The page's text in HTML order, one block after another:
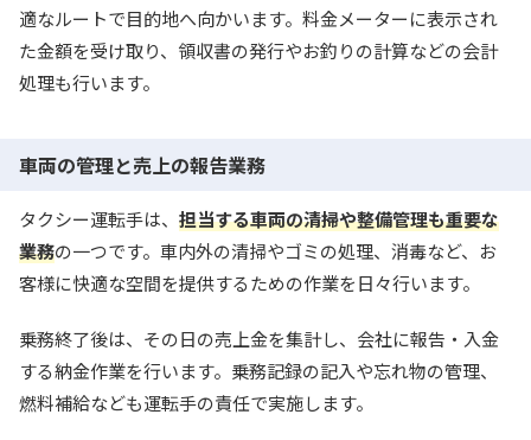
適なルートで目的地へ向かいます。料金メーターに表示され
た金額を受け取り、領収書の発行やお釣りの計算などの会計
処理も行います。
車両の管理と売上の報告業務
タクシー運転手は、 担当する車両の清掃や整備管理も重要な
業務の一つです。車内外の清掃やゴミの処理、消毒など、お
客様に快適な空間を提供するための作業を日々行います。
乗務終了後は、その日の売上金を集計し、会社に報告・入金
する納金作業を行います。乗務記録の記入や忘れ物の管理、
燃料補給なども運転手の責任で実施します。